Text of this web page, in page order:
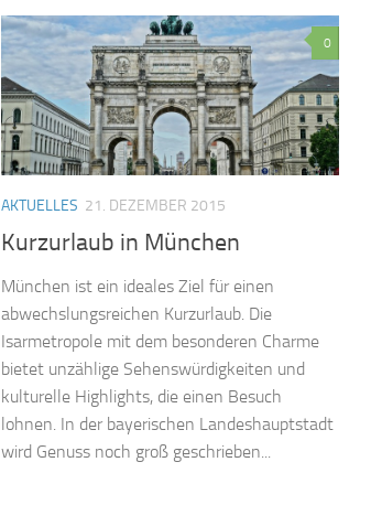
0
AKTUELLES 21. DEZEMBER 2015
Kurzurlaub in München
München ist ein ideales Ziel für einen
abwechslungsreichen Kurzurlaub. Die
Isarmetropole mit dem besonderen Charme
bietet unzählige Sehenswürdigkeiten und
kulturelle Highlights, die einen Besuch
lohnen. In der bayerischen Landeshauptstadt
wird Genuss noch groß geschrieben...